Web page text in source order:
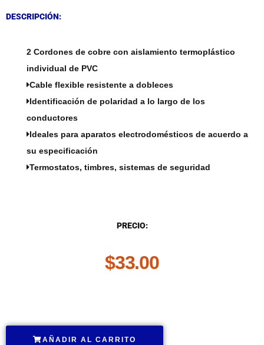
DESCRIPCIÓN:
2 Cordones de cobre con aislamiento termoplástico
individual de PVC
Cable flexible resistente a dobleces
Identificación de polaridad a lo largo de los
conductores
Ideales para aparatos electrodomésticos de acuerdo a
su especificación
Termostatos, timbres, sistemas de seguridad
PRECIO:
$33.00
AÑADIR AL CARRITO